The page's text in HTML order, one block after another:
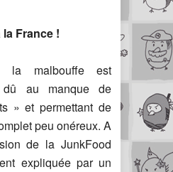
France !
la malbouffe est
dû au manque de
» et permettant de
peu onéreux. A
de la JunkFood
expliquée par un